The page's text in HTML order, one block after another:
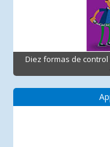
Diez formas de